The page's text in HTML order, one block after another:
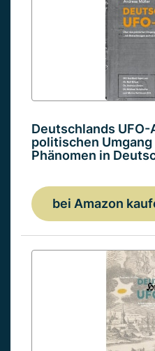
Deutschlands UFO-
politischen Umgang
Phänomen in
bei Amazon